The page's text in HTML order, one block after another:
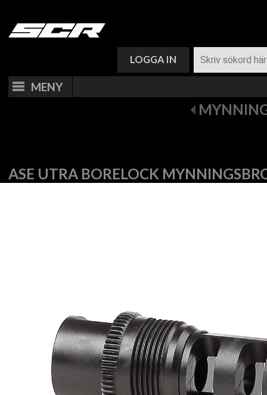
LOGGA IN
MENY
ASE UTRA BORELOCK